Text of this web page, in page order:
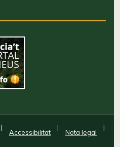
|
Accessibilitat
|
Nota legal
|